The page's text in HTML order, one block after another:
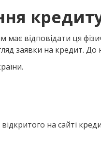
має відповідати ця
заявки на кредит. До
на сайті